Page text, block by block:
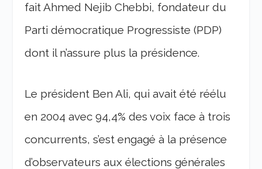
fait Ahmed Nejib Chebbi, fondateur du
Parti démocratique Progressiste (PDP)
dont il n’assure plus la présidence.
Le président Ben Ali, qui avait été réélu
en 2004 avec 94,4% des voix face à trois
concurrents, s’est engagé à la présence
d’observateurs aux élections générales